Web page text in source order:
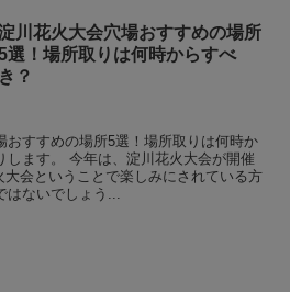
川花火大会穴場おすすめの場所
選！場所取りは何時からすべ
き？
おすすめの場所5選！場所取りは何時か
します。 今年は、淀川花火大会が開催
会ということで楽しみにされている方
ないでしょう...